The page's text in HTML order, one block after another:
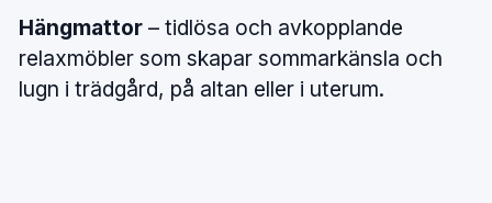
Hängmattor – tidlösa och avkopplande
relaxmöbler som skapar sommarkänsla och
lugn i trädgård, på altan eller i uterum.